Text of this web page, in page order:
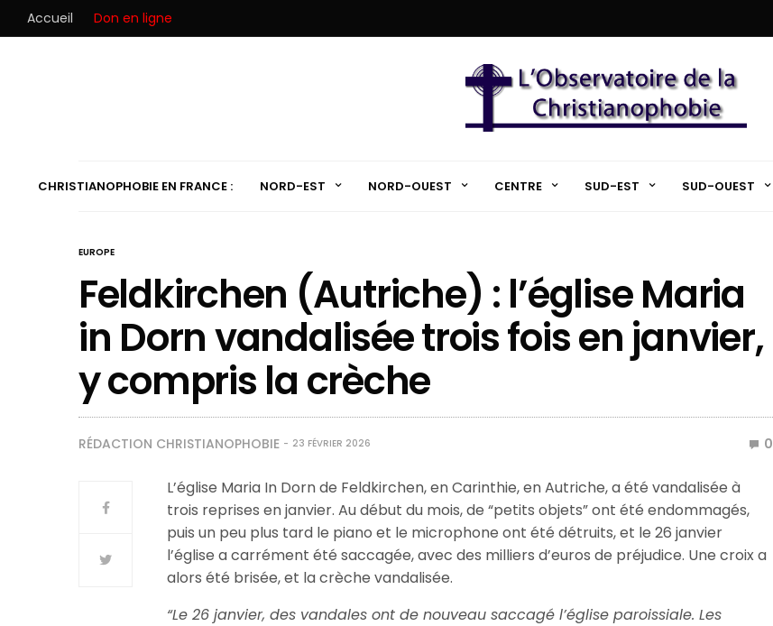
Accueil Don en ligne
CHRISTIANOPHOBIE EN FRANCE : NORD-EST NORD-OUEST CENTRE SUD-EST SUD-OUEST
EUROPE
Feldkirchen (Autriche) : l’église Maria
in Dorn vandalisée trois fois en janvier,
y compris la crèche
RÉDACTION CHRISTIANOPHOBIE 23 FÉVRIER 2026 0
L’église Maria In Dorn de Feldkirchen, en Carinthie, en Autriche, a été vandalisée à
trois reprises en janvier. Au début du mois, de “petits objets” ont été endommagés,
puis un peu plus tard le piano et le microphone ont été détruits, et le 26 janvier
l’église a carrément été saccagée, avec des milliers d’euros de préjudice. Une croix a
alors été brisée, et la crèche vandalisée.
“Le 26 janvier, des vandales ont de nouveau saccagé l’église paroissiale. Les